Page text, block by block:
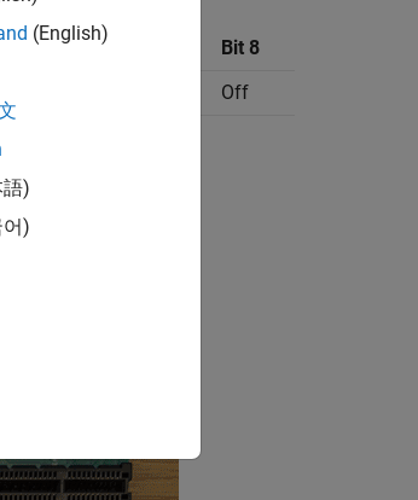
Bit 7
Bit 8
Off
(English)
)
)